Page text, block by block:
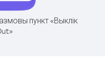
пункт «Выклік